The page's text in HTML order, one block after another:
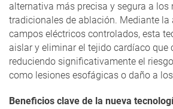
alternativa más precisa y segura a los
tradicionales de ablación. Mediante la
campos eléctricos controlados, esta
aislar y eliminar el tejido cardíaco que
reduciendo significativamente el
como lesiones esofágicas o daño a
Beneficios clave de la nueva